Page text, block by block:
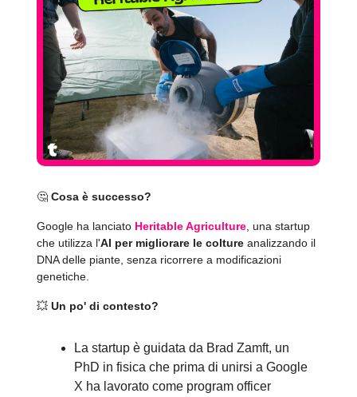
🤔 Cosa è successo?
Google ha lanciato Heritable Agriculture , una startup
che utilizza l'AI per migliorare le colture analizzando il
DNA delle piante, senza ricorrere a modificazioni
genetiche.
💥 Un po' di contesto?
La startup è guidata da Brad Zamft, un
PhD in fisica che prima di unirsi a Google
X ha lavorato come program officer